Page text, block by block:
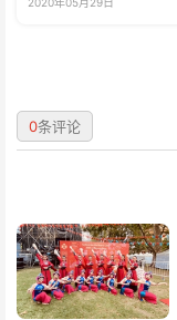
0条评论